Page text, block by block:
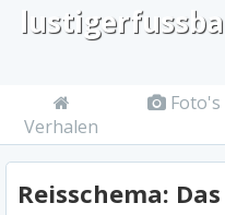
Verhalen
Foto's
Reisschema: